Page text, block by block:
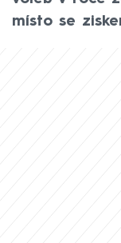
místo se